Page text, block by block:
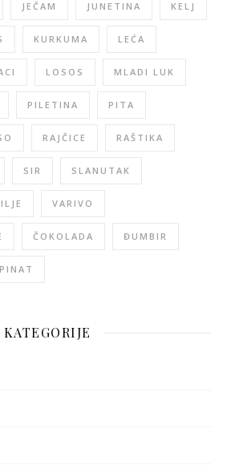
JEČAM JUNETINA KELJ
KURKUMA LEĆA
LOSOS MLADI LUK
PILETINA PITA
RAJČICE RAŠTIKA
SIR SLANUTAK
VARIVO
ČOKOLADA ĐUMBIR
KATEGORIJE